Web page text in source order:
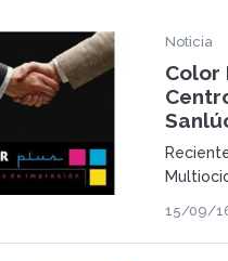
Noticia
Color
Plus
15/09/